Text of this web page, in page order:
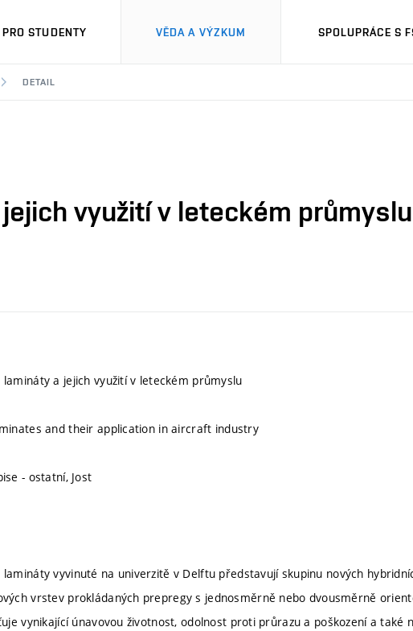
PRO STUDENTY VĚDA A VÝZKUM SPOLUPRÁCE S
DETAIL
využití v leteckém průmyslu
lamináty a jejich využití v leteckém průmyslu
and their application in aircraft industry
- ostatní, Jost
lamináty vyvinuté na univerzitě v Delftu představují skupinu nových
vrstev prokládaných prepregy s jednosměrně nebo dvousměrně
vynikající únavovou životnost, odolnost proti průrazu a poškození a také